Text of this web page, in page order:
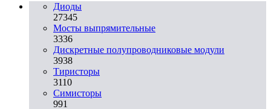
Диоды
27345
Мосты выпрямительные
3336
Дискретные полупроводниковые модули
3938
Тиристоры
3110
Симисторы
991